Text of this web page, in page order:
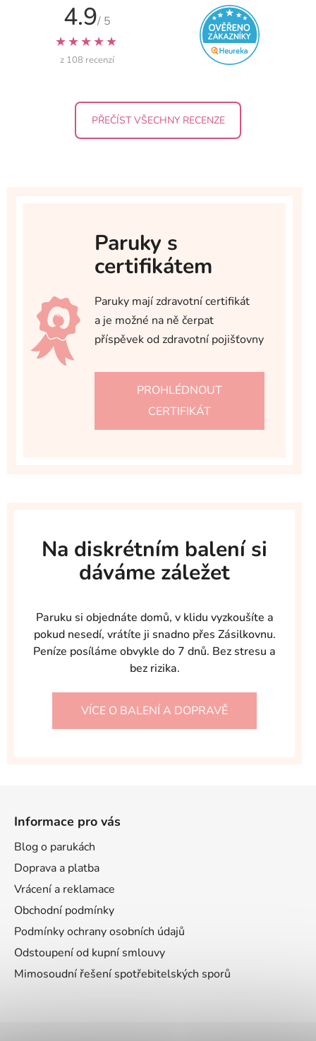
4.9/ 5
★★★★★
z 108 recenzí
PŘEČÍST VŠECHNY RECENZE
Paruky s
certifikátem
Paruky mají zdravotní certifikát
a je možné na ně čerpat
příspěvek od zdravotní pojišťovny
PROHLÉDNOUT
CERTIFIKÁT
Na diskrétním balení si
dáváme záležet
Paruku si objednáte domů, v klidu vyzkoušíte a
pokud nesedí, vrátíte ji snadno přes Zásilkovnu.
Peníze posíláme obvykle do 7 dnů. Bez stresu a
bez rizika.
VÍCE O BALENÍ A DOPRAVĚ
Informace pro vás
Blog o parukách
Doprava a platba
Vrácení a reklamace
Obchodní podmínky
Podmínky ochrany osobních údajů
Odstoupení od kupní smlouvy
Mimosoudní řešení spotřebitelských sporů